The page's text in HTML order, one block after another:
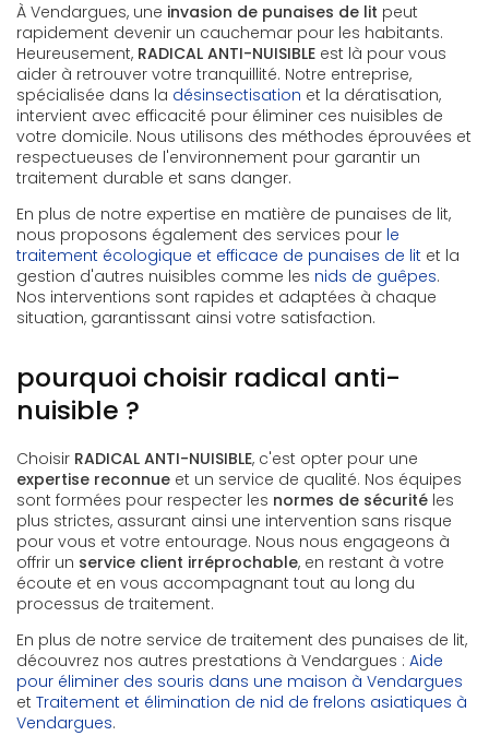
À Vendargues, une invasion de punaises de lit peut
rapidement devenir un cauchemar pour les habitants.
Heureusement, RADICAL ANTI-NUISIBLE est là pour vous
aider à retrouver votre tranquillité. Notre entreprise,
spécialisée dans la désinsectisation et la dératisation,
intervient avec efficacité pour éliminer ces nuisibles de
votre domicile. Nous utilisons des méthodes éprouvées et
respectueuses de l'environnement pour garantir un
traitement durable et sans danger.
En plus de notre expertise en matière de punaises de lit,
nous proposons également des services pour le
traitement écologique et efficace de punaises de lit et la
gestion d'autres nuisibles comme les nids de guêpes.
Nos interventions sont rapides et adaptées à chaque
situation, garantissant ainsi votre satisfaction.
pourquoi choisir radical anti-
nuisible ?
Choisir RADICAL ANTI-NUISIBLE, c'est opter pour une
expertise reconnue et un service de qualité. Nos équipes
sont formées pour respecter les normes de sécurité les
plus strictes, assurant ainsi une intervention sans risque
pour vous et votre entourage. Nous nous engageons à
offrir un service client irréprochable, en restant à votre
écoute et en vous accompagnant tout au long du
processus de traitement.
En plus de notre service de traitement des punaises de lit,
découvrez nos autres prestations à Vendargues : Aide
pour éliminer des souris dans une maison à Vendargues
et Traitement et élimination de nid de frelons asiatiques à
Vendargues.